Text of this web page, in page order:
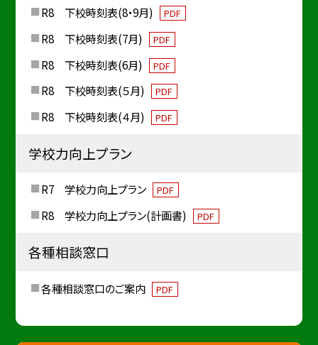
R8 下校時刻表(8・9月) PDF
R8 下校時刻表(7月) PDF
R8 下校時刻表(6月) PDF
R8 下校時刻表(５月) PDF
R8 下校時刻表(４月) PDF
学校力向上プラン
R7 学校力向上プラン PDF
R8 学校力向上プラン(計画書) PDF
各種相談窓口
各種相談窓口のご案内 PDF